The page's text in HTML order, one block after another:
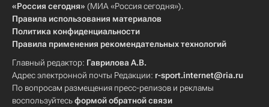
«Россия сегодня» (МИА «Россия сегодня»).
Правила использования материалов
Политика конфиденциальности
Правила применения рекомендательных технологий
Главный редактор: Гаврилова А.В.
Адрес электронной почты Редакции: r-sport.internet@ria.ru
По вопросам размещения пресс-релизов и рекламы
воспользуйтесьформой обратной связи